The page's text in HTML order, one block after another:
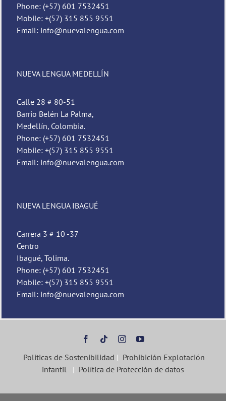
Phone: (+57) 601 7532451
Mobile: +(57) 315 855 9551
Email: info@nuevalengua.com
NUEVA LENGUA MEDELLÍN
Calle 28 # 80-51
Barrio Belén La Palma,
Medellín, Colombia.
Phone: (+57) 601 7532451
Mobile: +(57) 315 855 9551
Email: info@nuevalengua.com
NUEVA LENGUA IBAGUÉ
Carrera 3 # 10 -37
Centro
Ibagué, Tolima.
Phone: (+57) 601 7532451
Mobile: +(57) 315 855 9551
Email: info@nuevalengua.com
Políticas de Sostenibilidad | Prohibición Explotación
infantil | Política de Protección de datos